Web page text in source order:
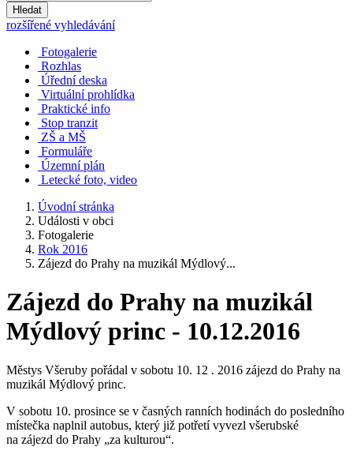
Hledat
rozšířené vyhledávání
Fotogalerie
Rozhlas
Úřední deska
Virtuální prohlídka
Praktické info
Stop tranzit
ZŠ a MŠ
Formuláře
Územní plán
Letecké foto, video
Úvodní stránka
Události v obci
Fotogalerie
Rok 2016
Zájezd do Prahy na muzikál Mýdlový...
Zájezd do Prahy na muzikál
Mýdlový princ - 10.12.2016
Městys Všeruby pořádal v sobotu 10. 12 . 2016 zájezd do Prahy na
muzikál Mýdlový princ.
V sobotu 10. prosince se v časných ranních hodinách do posledního
místečka naplnil autobus, který již potřetí vyvezl všerubské
na zájezd do Prahy „za kulturou“.